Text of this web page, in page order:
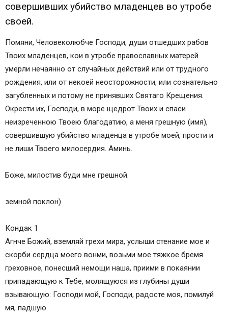
совершивших убийство младенцев во утробе
своей.
Помяни, Человеколюбче Господи, души отшедших рабов
Твоих младенцев, кои в утробе православных матерей
умерли нечаянно от случайных действий или от трудного
рождения, или от некоей неосторожности, или сознательно
загубленных и потому не принявших Святаго Крещения.
Окрести их, Господи, в море щедрот Твоих и спаси
неизреченною Твоею благодатию, а меня грешную (имя),
совершившую убийство младенца в утробе моей, прости и
не лиши Твоего милосердия. Аминь.
Боже, милостив буди мне грешной.
земной поклон)
Кондак 1
Агнче Божий, вземляй грехи мира, услыши стенание мое и
скорби сердца моего вонми, возьми мое тяжкое бремя
греховное, понесший немощи наша, приими в покаянии
припадающую к Тебе, молящуюся из глубины души
взывающую: Господи мой, Господи, радосте моя, помилуй
мя, падшую.